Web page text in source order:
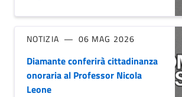
NOTIZIA 06 MAG 2026
Diamante conferirà cittadinanza
onoraria al Professor Nicola
Leone